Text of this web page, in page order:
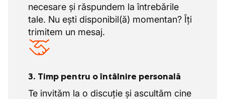
necesare și răspundem la întrebările
tale. Nu ești disponibil(ă) momentan? Îți
trimitem un mesaj.
3. Timp pentru o întâlnire personală
Te invităm la o discuție și ascultăm cine